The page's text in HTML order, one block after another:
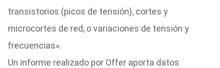
transistorios (picos de tensión), cortes y
microcortes de red, o variaciones de tensión y
frecuencias».
Un informe realizado por Offer aporta datos